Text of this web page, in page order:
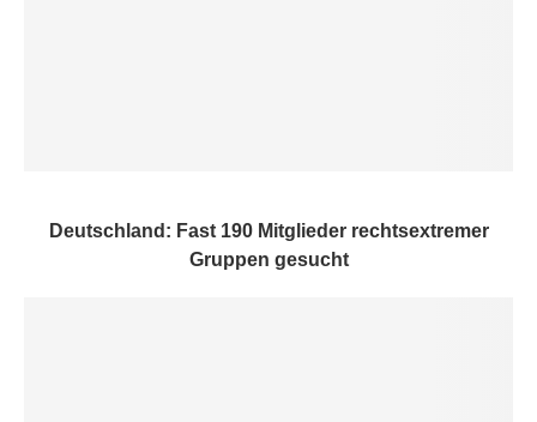
Deutschland: Fast 190 Mitglieder rechtsextremer
Gruppen gesucht